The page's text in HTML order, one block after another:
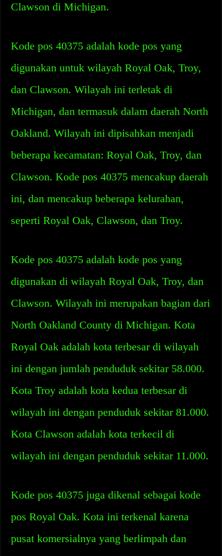
Clawson di Michigan.
Kode pos 40375 adalah kode pos yang
digunakan untuk wilayah Royal Oak, Troy,
dan Clawson. Wilayah ini terletak di
Michigan, dan termasuk dalam daerah North
Oakland. Wilayah ini dipisahkan menjadi
beberapa kecamatan: Royal Oak, Troy, dan
Clawson. Kode pos 40375 mencakup daerah
ini, dan mencakup beberapa kelurahan,
seperti Royal Oak, Clawson, dan Troy.
Kode pos 40375 adalah kode pos yang
digunakan di wilayah Royal Oak, Troy, dan
Clawson. Wilayah ini merupakan bagian dari
North Oakland County di Michigan. Kota
Royal Oak adalah kota terbesar di wilayah
ini dengan jumlah penduduk sekitar 58.000.
Kota Troy adalah kota kedua terbesar di
wilayah ini dengan penduduk sekitar 81.000.
Kota Clawson adalah kota terkecil di
wilayah ini dengan penduduk sekitar 11.000.
Kode pos 40375 juga dikenal sebagai kode
pos Royal Oak. Kota ini terkenal karena
pusat komersialnya yang berlimpah dan